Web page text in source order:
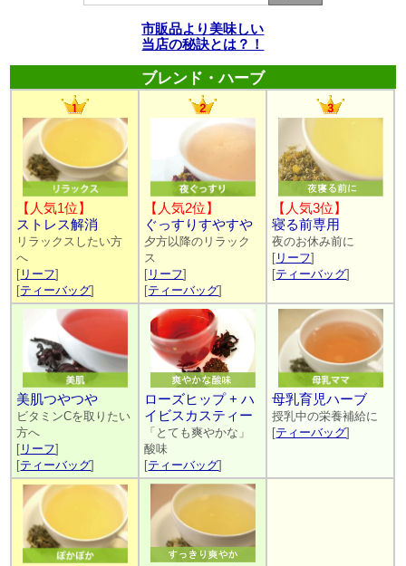
市販品より美味しい
当店の秘訣とは？！
ブレンド・ハーブ
【人気1位】
ストレス解消
リラックスしたい方
へ
[ リーフ]
[ティーバッグ]
【人気2位】
ぐっすりすやすや
夕方以降のリラック
ス
[ リーフ]
[ティーバッグ]
【人気3位】
寝る前専用
夜のお休み前に
[ リーフ]
[ティーバッグ]
美肌つやつや
ビタミンCを取りたい
方へ
[ リーフ]
[ティーバッグ]
ローズヒップ + ハ
イビスカスティー
「とても爽やかな」
酸味
[ティーバッグ]
母乳育児ハーブ
授乳中の栄養補給に
[ティーバッグ]